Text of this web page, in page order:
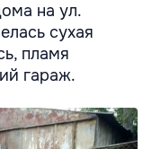
на ул.
сухая
пламя
гараж.